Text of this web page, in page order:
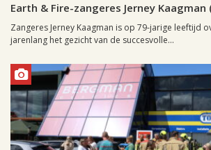
Earth & Fire-zangeres Jerney Kaagman
Zangeres Jerney Kaagman is op 79-jarige leeftijd
jarenlang het gezicht van de succesvolle...